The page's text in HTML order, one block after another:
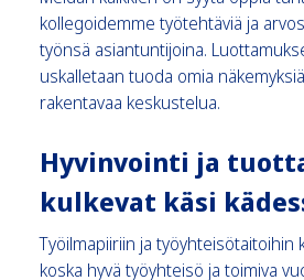
kollegoidemme työtehtäviä ja
työnsä asiantuntijoina.
uskalletaan tuoda omia
rakentavaa keskustelua.
Hyvinvointi ja
kulkevat käsi
Työilmapiiriin ja työyhteisötaitoihin
koska hyvä työyhteisö ja toimiva